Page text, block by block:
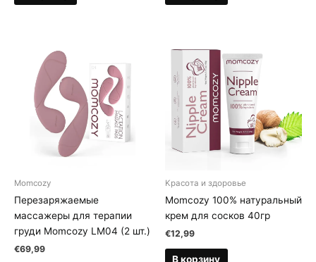
Momcozy
Перезаряжаемые
массажеры для терапии
груди Momcozy LM04 (2 шт.)
€69,99
Kрасота и здоровье
Momcozy 100% натуральный
крем для сосков 40гр
€12,99
В корзину